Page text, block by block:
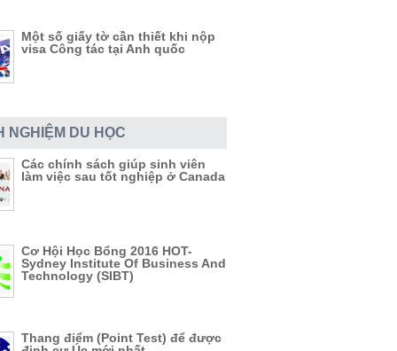
Một số giấy tờ cần thiết khi nộp
visa Công tác tại Anh quốc
NGHIỆM DU HỌC
Các chính sách giúp sinh viên
làm việc sau tốt nghiệp ở Canada
Cơ Hội Học Bổng 2016 HOT-
Sydney Institute Of Business And
Technology (SIBT)
Thang điểm (Point Test) để được